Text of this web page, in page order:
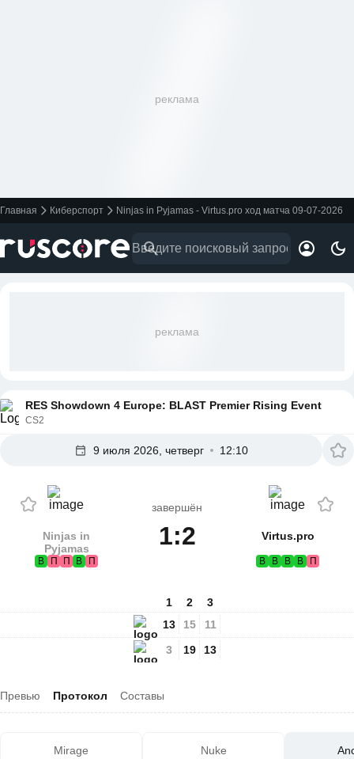
реклама
Главная Киберспорт Ninjas in Pyjamas - Virtus.pro ход матча 09-07-2026
реклама
RES Showdown 4 Europe: BLAST Premier Rising Event
CS2
9 июля 2026, четверг 12:10
Ninjas in
Pyjamas
В П П В П
завершён
1:2 Virtus.pro
В В В В П
1
13
3
2
15
19
3
11
13
Превью Протокол Составы
Mirage Nuke